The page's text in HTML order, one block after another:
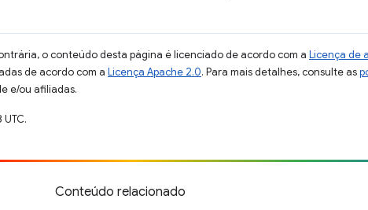
o conteúdo desta página é licenciado de acordo com a Licença de
de acordo com a Licença Apache 2.0. Para mais detalhes, consulte as
e/ou afiliadas.
Conteúdo relacionado